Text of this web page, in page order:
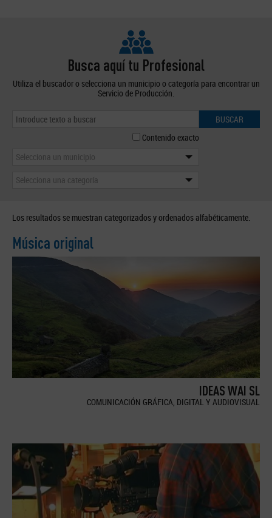
Busca aquí tu Profesional
Utiliza el buscador o selecciona un municipio o categoría para encontrar un
Servicio de Producción.
BUSCAR
Contenido exacto
Selecciona un municipio
Selecciona una categoría
Los resultados se muestran categorizados y ordenados alfabéticamente.
Música original
IDEAS WAI SL
COMUNICACIÓN GRÁFICA, DIGITAL Y AUDIOVISUAL